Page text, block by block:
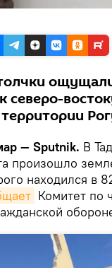
северо-
— Sputnik. В
произошло
находился в
Комитет по